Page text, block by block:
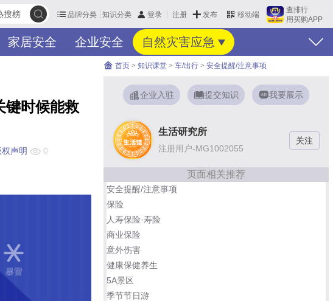
品牌分类 知识分类 登录 注册 发布 移动端
查排行
用买购APP
搜榜
家居安全 企业安全
自然灾害应急
键时候能救
权声明 0
首页 > 知识课堂 > 车/出行 > 安全提醒/注意事项
企业入驻 提交知识 我要展示
生活研究所
注册用户-MG1002055
页面相关推荐
安全提醒/注意事项
保险
人寿保险·寿险
商业保险
意外伤害
健康保健养生
5A景区
季节节日游